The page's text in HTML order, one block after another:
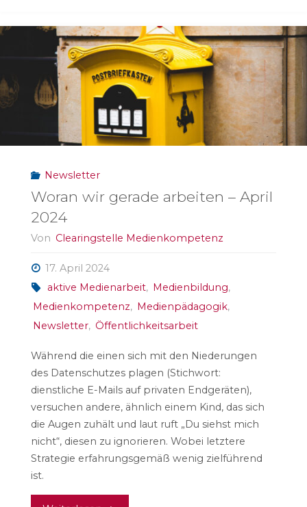
Medienkompetenz
und
politische
Bildung"
Newsletter
Woran wir gerade arbeiten – April
2024
Von Clearingstelle Medienkompetenz
17. April 2024
aktive Medienarbeit, Medienbildung,
Medienkompetenz, Medienpädagogik,
Newsletter, Öffentlichkeitsarbeit
Während die einen sich mit den Niederungen
des Datenschutzes plagen (Stichwort:
dienstliche E-Mails auf privaten Endgeräten),
versuchen andere, ähnlich einem Kind, das sich
die Augen zuhält und laut ruft „Du siehst mich
nicht“, diesen zu ignorieren. Wobei letztere
Strategie erfahrungsgemäß wenig zielführend
ist.